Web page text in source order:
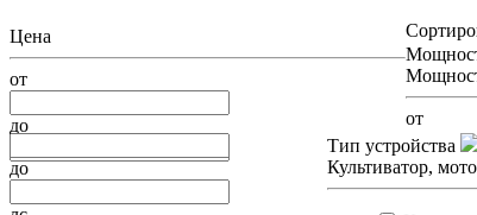
Цена
от
до
Тип устройства
Культиватор,
от
до